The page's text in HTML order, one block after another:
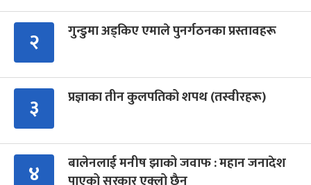
२ गुन्डुमा अड्किए एमाले पुनर्गठनका प्रस्तावहरू
३ प्रज्ञाका तीन कुलपतिको शपथ (तस्वीरहरू)
४
बालेनलाई मनीष झाको जवाफ : महान जनादेश